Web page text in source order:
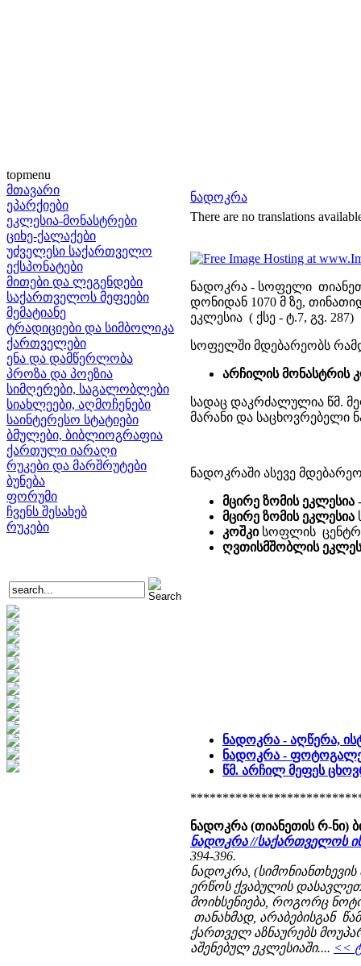
topmenu
მთავარი
ეპარქიები
ეკლესია-მონასტრები
ციხე-ქალაქები
უძველესი საქართველო
ექსპონატები
მითები და ლეგენდები
საქართველოს მეფეები
მემატიანე
ტრადიციები და სიმბოლიკა
ქართველები
ენა და დამწერლობა
პროზა და პოეზია
სიმღერები, საგალობლები
სიახლეები, აღმოჩენები
საინტერესო სტატიები
ბმულები, ბიბლიოგრაფია
ქართული იარაღი
რუკები და მარშრუტები
ბუნება
ფორუმი
ჩვენს შესახებ
რუკები
ნადოკრა
There are no translations
ნადოკრა - სოფელი
დონიდან 1070 მ ზე,
ეკლესია ( ქსე - ტ.7, გვ. 287)
სოფელში მდებარეობს
არჩილის მონასტრის
სადაც დაკრძალულია წმ.
მარანი და საცხოვრებელი
ნადოკრაში ასევე
მცირე ზომის ეკლესია
მცირე ზომის ეკლესია
კოშკისოფლის
ღვთისმშობლის
ნადოკრა - აღწერა,
ნადოკრა -
წმ. არჩილ მეფეს
ნადოკრა (თიანეთის რ-ნი)
ნადოკრა //საქართველოს
394-396.
ნადოკრა,
ერწოს ქვაბულის
მოიხსენიება, როგორც
თანახმად, არაბებისგან
ქართველ აზნაურებს
აშენებულ ეკლესიაში.... <<